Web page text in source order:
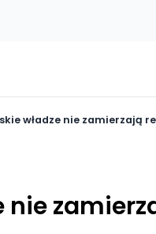
władze nie zamierzają
nie